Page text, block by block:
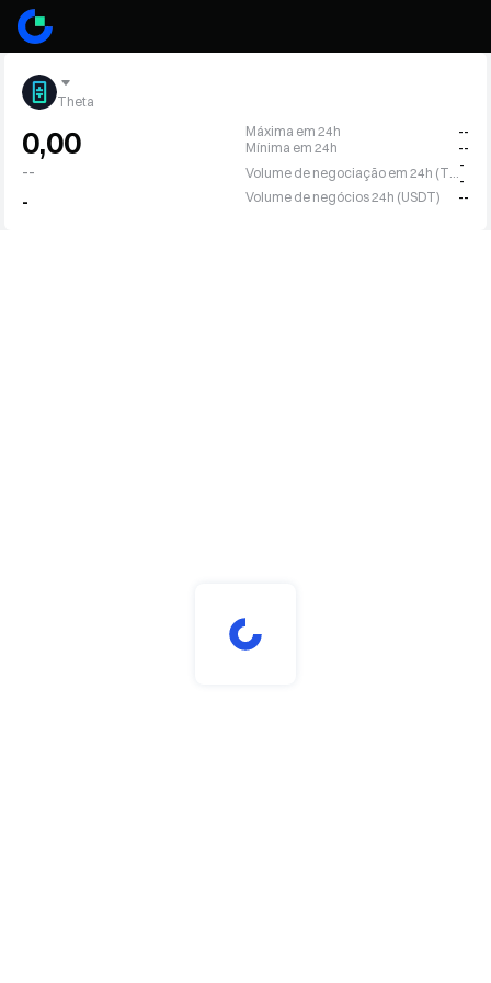
Theta
0,00
--
-
Máxima em 24h
--
Mínima em 24h
--
-
-
Volume de negócios 24h (USDT)
--